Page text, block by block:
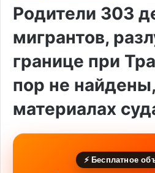
Родители 303
мигрантов,
границе при
пор не
материалах
⚡ Бесплатное